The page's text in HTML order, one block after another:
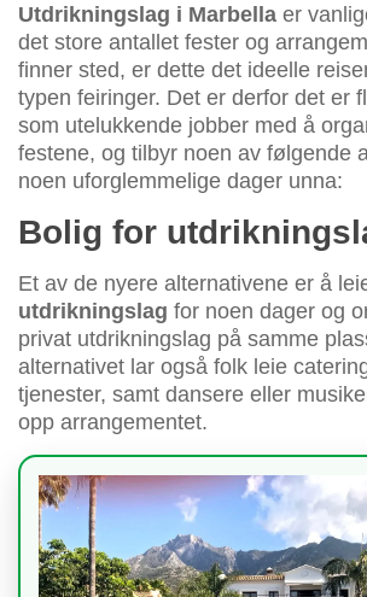
Utdrikningslag i Marbella er
det store antallet fester og
finner sted, er dette det ideelle
typen feiringer. Det er derfor det er
som utelukkende jobber med å
festene, og tilbyr noen av følgende
noen uforglemmelige dager unna:
Bolig for
Et av de nyere alternativene er å
utdrikningslag for noen dager og
privat utdrikningslag på samme
alternativet lar også folk leie
tjenester, samt dansere eller
opp arrangementet.